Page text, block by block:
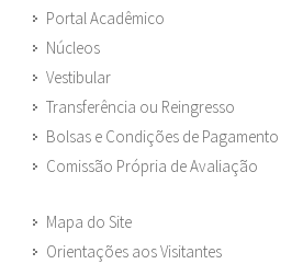
Portal Acadêmico
Núcleos
Vestibular
Transferência ou Reingresso
Bolsas e Condições de Pagamento
Comissão Própria de Avaliação
Mapa do Site
Orientações aos Visitantes